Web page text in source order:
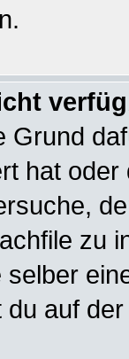
Grund
hat
zu
auf